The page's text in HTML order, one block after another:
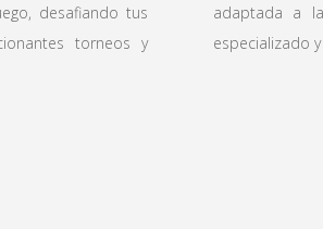
desafiando tus
torneos y
adaptada a
especializado